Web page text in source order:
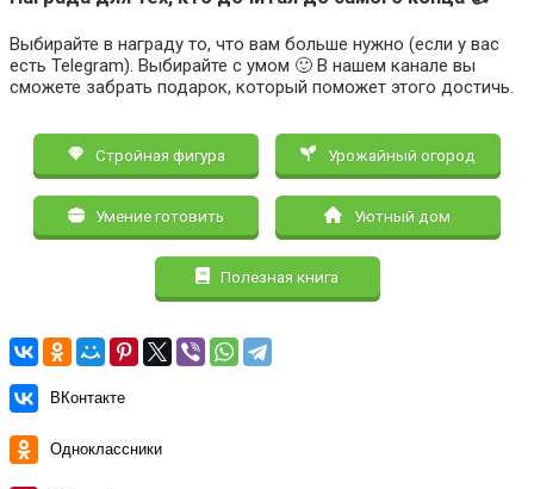
Выбирайте в награду то, что вам больше нужно (если у вас
есть Telegram). Выбирайте с умом 🙂 В нашем канале вы
сможете забрать подарок, который поможет этого достичь.
Стройная фигура Урожайный огород
Умение готовить Уютный дом
Полезная книга
ВКонтакте
Одноклассники